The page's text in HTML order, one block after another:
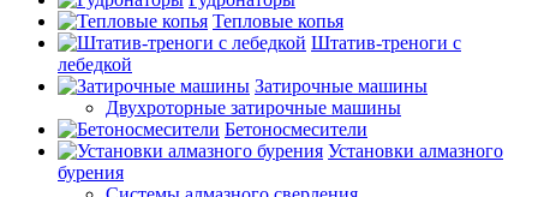
Тепловые копья
Штатив-треноги с
лебедкой
Затирочные машины
Двухроторные затирочные машины
Бетоносмесители
Установки алмазного
бурения